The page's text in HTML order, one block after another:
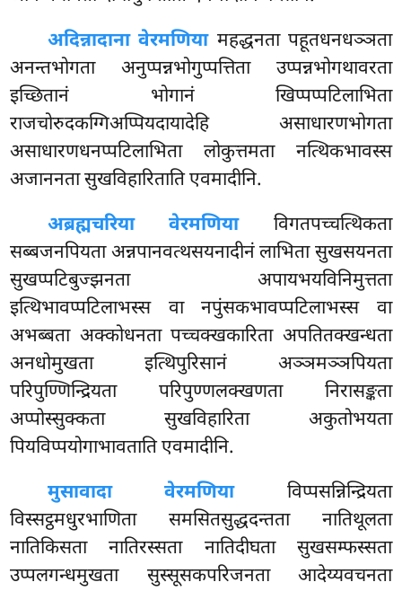
अदिन्नादाना वेरमणियामहद्धनता पहूतधनधञ्ञता
अनन्तभोगता अनुप्पन्नभोगुप्पत्तिता उप्पन्नभोगथावरता
इच्छितानं भोगानं खिप्पप्पटिलाभिता
राजचोरुदकग्गिअप्पियदायादेहि असाधारणभोगता
असाधारणधनप्पटिलाभिता लोकुत्तमता नत्थिकभावस्स
अजाननता सुखविहारिताति एवमादीनि.
अब्रह्मचरिया वेरमणियाविगतपच्चत्थिकता
सब्बजनपियता अन्नपानवत्थसयनादीनं लाभितासुखसयनता
सुखप्पटिबुज्झनता अपायभयविनिमुत्तता
इत्थिभावप्पटिलाभस्स वा नपुंसकभावप्पटिलाभस्स वा
अभब्बता अक्कोधनता पच्चक्खकारिता अपतितक्खन्धता
अनधोमुखता इत्थिपुरिसानं अञ्ञमञ्ञपियता
परिपुण्णिन्द्रियता परिपुण्णलक्खणता निरासङ्कता
अप्पोस्सुक्कता सुखविहारिता अकुतोभयता
पियविप्पयोगाभावताति एवमादीनि.
मुसावादा वेरमणियाविप्पसन्निन्द्रियता
विस्सट्ठमधुरभाणिता समसितसुद्धदन्तता नातिथूलता
नातिकिसता नातिरस्सता नातिदीघता सुखसम्फस्सता
उप्पलगन्धमुखता सुस्सूसकपरिजनता आदेय्यवचनता